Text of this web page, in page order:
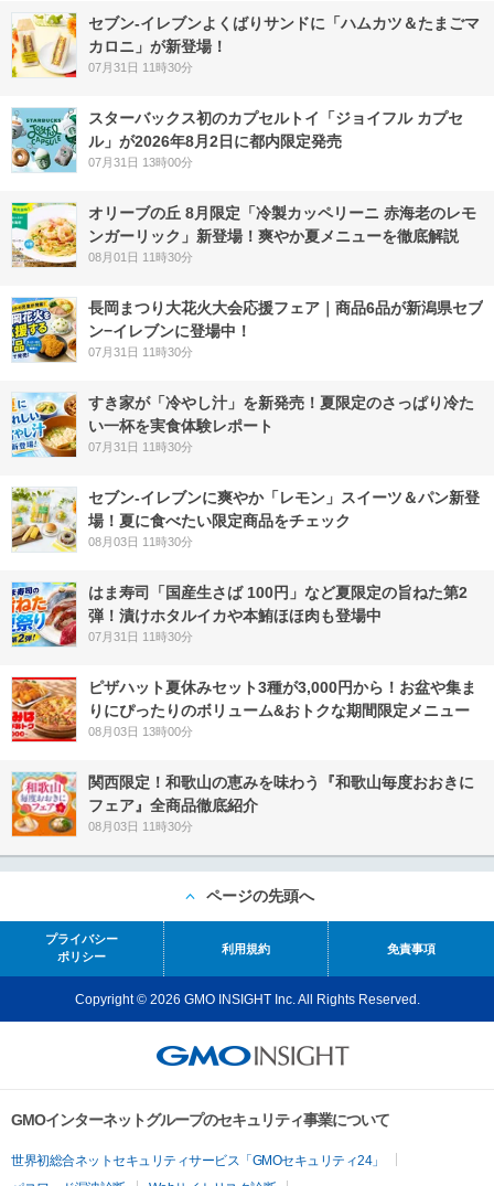
セブン‐イレブンよくばりサンドに「ハムカツ＆たまごマ
カロニ」が新登場！
07月31日 11時30分
スターバックス初のカプセルトイ「ジョイフル カプセ
ル」が2026年8月2日に都内限定発売
07月31日 13時00分
オリーブの丘 8月限定「冷製カッペリーニ 赤海老のレモ
ンガーリック」新登場！爽やか夏メニューを徹底解説
08月01日 11時30分
長岡まつり大花火大会応援フェア｜商品6品が新潟県セブ
ン−イレブンに登場中！
07月31日 11時30分
すき家が「冷やし汁」を新発売！夏限定のさっぱり冷た
い一杯を実食体験レポート
07月31日 11時30分
セブン‐イレブンに爽やか「レモン」スイーツ＆パン新登
場！夏に食べたい限定商品をチェック
08月03日 11時30分
はま寿司「国産生さば 100円」など夏限定の旨ねた第2
弾！漬けホタルイカや本鮪ほほ肉も登場中
07月31日 11時30分
ピザハット夏休みセット3種が3,000円から！お盆や集ま
りにぴったりのボリューム&おトクな期間限定メニュー
08月03日 13時00分
関西限定！和歌山の恵みを味わう『和歌山毎度おおきに
フェア』全商品徹底紹介
08月03日 11時30分
ページの先頭へ
プライバシー
ポリシー
利用規約 免責事項
Copyright © 2026 GMO INSIGHT Inc. All Rights Reserved.
GMOインターネットグループのセキュリティ事業について
世界初総合ネットセキュリティサービス「GMOセキュリティ24」